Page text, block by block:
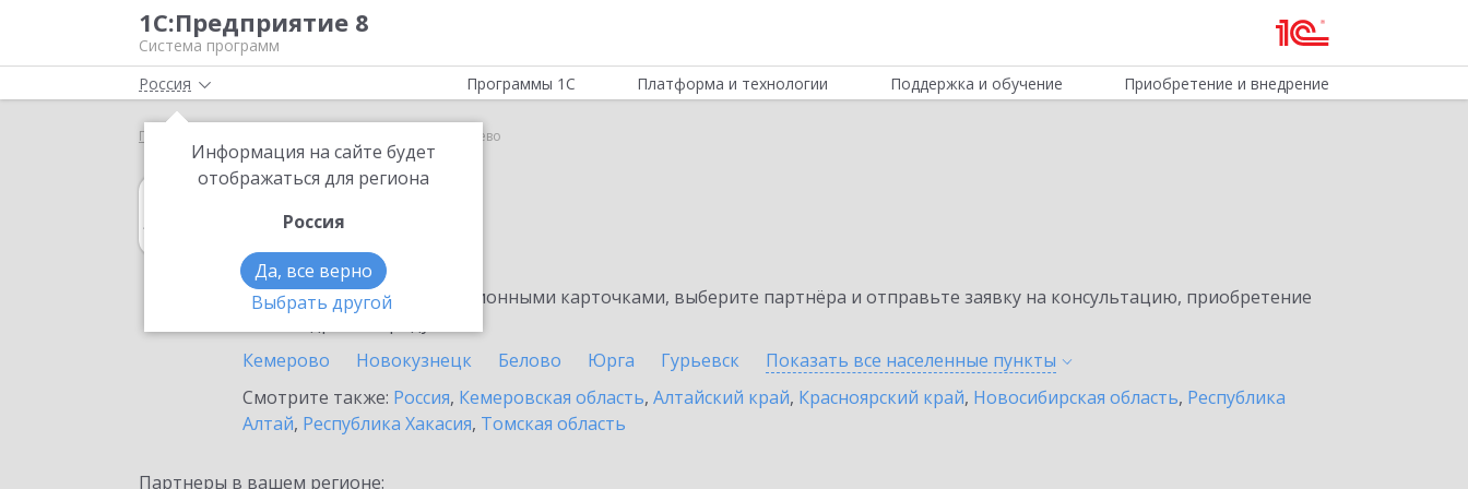
1С:Предприятие 8
Система программ
Россия
Информация на сайте будет
отображаться для региона
Россия
Да, все верно
Выбрать другой
Программы 1С Платформа и технологии Поддержка и обучение Приобретение и внедрение
Главная Полысаево
1С:Архив
в Полысаево
Ознакомьтесь с информационными карточками, выберите партнёра и отправьте заявку на консультацию, приобретение
Кемерово
Новокузнецк Белово Юрга Гурьевск Показать все населенные пункты
Смотрите также: Россия, Кемеровская область, Алтайский край, Красноярский край, Новосибирская область, Республика
Алтай, Республика Хакасия, Томская область
Партнеры в вашем регионе: